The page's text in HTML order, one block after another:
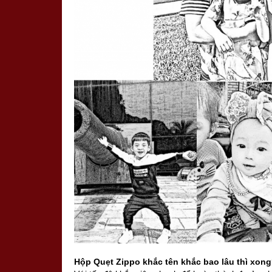
Hộp Quẹt Zippo khắc tên khắc bao lâu thì